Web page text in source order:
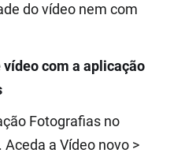
do vídeo nem com
com a aplicação
Fotografias no
Aceda a Vídeo novo >